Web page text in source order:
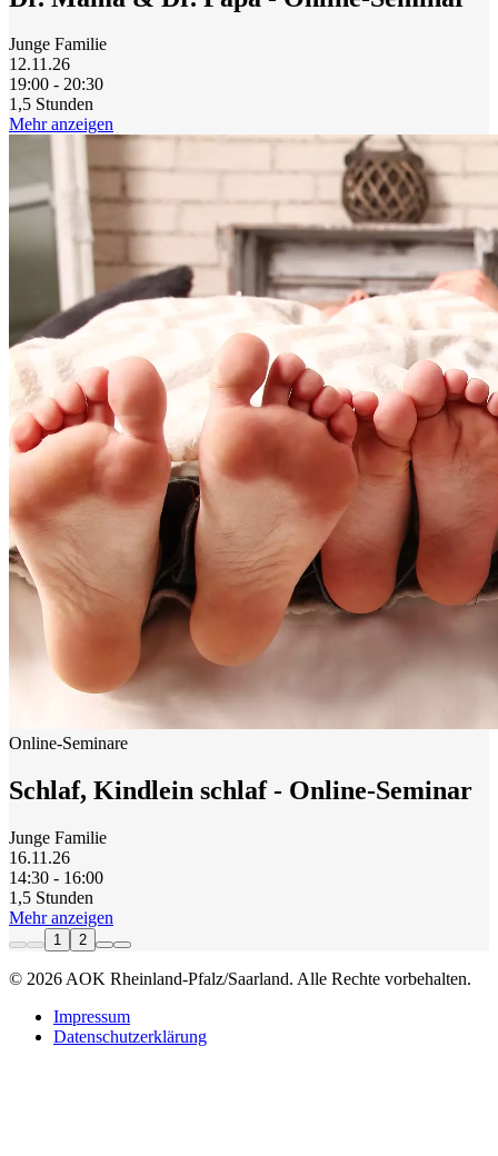
Junge Familie
12.11.26
19:00 - 20:30
1,5 Stunden
Mehr anzeigen
Online-Seminare
Schlaf, Kindlein schlaf - Online-Seminar
Junge Familie
16.11.26
14:30 - 16:00
1,5 Stunden
Mehr anzeigen
1 2
© 2026 AOK Rheinland-Pfalz/Saarland. Alle Rechte vorbehalten.
Impressum
Datenschutzerklärung